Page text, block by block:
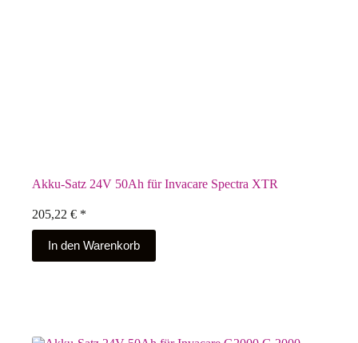
Akku-Satz 24V 50Ah für Invacare Spectra XTR
205,22 € *
In den Warenkorb